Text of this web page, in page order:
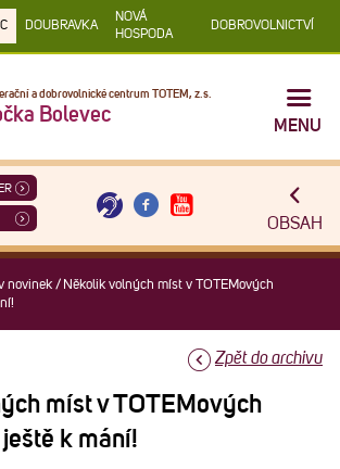
DOUBRAVKA
NOVÁ
HOSPODA
DOBROVOLNICTVÍ
a dobrovolnické centrum TOTEM, z.s.
Bolevec
MENU
OBSAH
novinek / Několik volných míst v TOTEMových
Zpět do archivu
míst v TOTEMových
k mání!